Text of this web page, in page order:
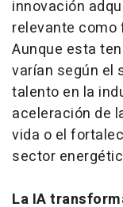
innovación
relevante
Aunque esta
varían según el
talento en la
aceleración de
vida o el
sector
La IA